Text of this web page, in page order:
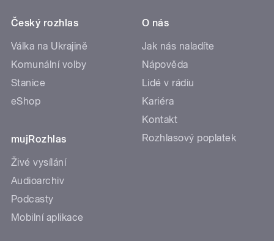
Český rozhlas
Válka na Ukrajině
Komunální volby
Stanice
eShop
mujRozhlas
Živé vysílání
Audioarchiv
Podcasty
Mobilní aplikace
O nás
Jak nás naladíte
Nápověda
Lidé v rádiu
Kariéra
Kontakt
Rozhlasový poplatek